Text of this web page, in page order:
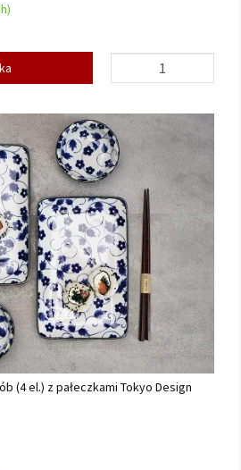
(4 el.) z pałeczkami Tokyo Design